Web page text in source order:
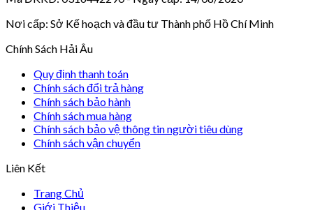
Nơi cấp: Sở Kế hoạch và đầu tư Thành phố Hồ Chí Minh
Chính Sách Hải Âu
Quy định thanh toán
Chính sách đổi trả hàng
Chính sách bảo hành
Chính sách mua hàng
Chính sách bảo vệ thông tin người tiêu dùng
Chính sách vận chuyển
Liên Kết
Trang Chủ
Giới Thiệu